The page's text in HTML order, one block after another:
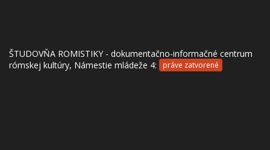
ŠTUDOVŇA ROMISTIKY - dokumentačno-informačné centrum
rómskej kultúry, Námestie mládeže 4:
práve zatvorené